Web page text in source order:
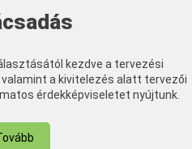
kezdve a tervezési
a kivitelezés alatt tervezői
érdekképviseletet nyújtunk.